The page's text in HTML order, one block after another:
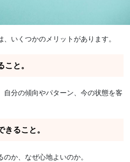
いくつかのメリットがあります。
と。
自分の傾向やパターン、今の状態を客
ること。
か、なぜ心地よいのか。